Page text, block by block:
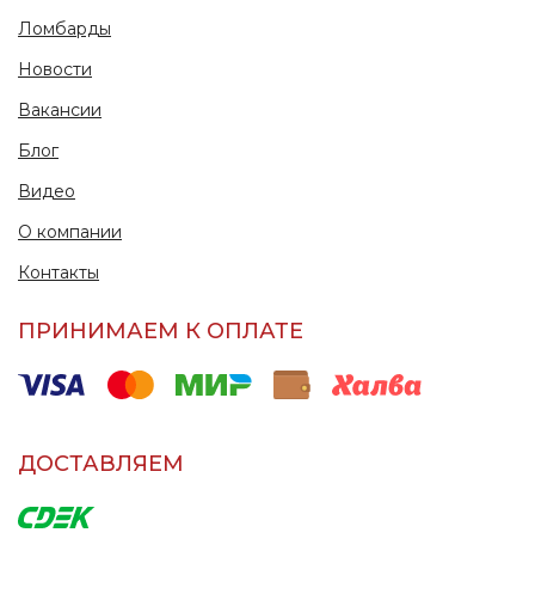
Ломбарды
Новости
Вакансии
Блог
Видео
О компании
Контакты
ПРИНИМАЕМ К ОПЛАТЕ
ДОСТАВЛЯЕМ